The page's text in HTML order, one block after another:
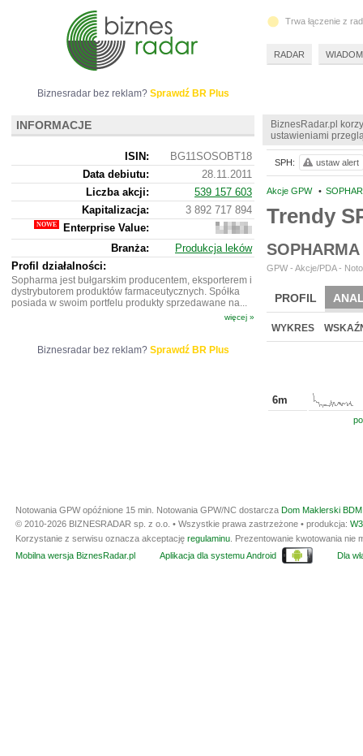
BiznesRadar.pl
ustawieniami
Akcje GPW •
Trendy
SOPHARMA
GPW - Akcje/PDA -
PROFIL
BR LAB
WYKRES
6m
SPH: ustaw alert
Biznesradar bez reklam? Sprawdź BR Plus
INFORMACJE
ISIN:
BG11SOSOBT18
Data debiutu:
28.11.2011
Liczba akcji:
539 157 603
Kapitalizacja:
3 892 717 894
Enterprise Value:
020
522
Branża:
Produkcja leków
Profil działalności:
Sopharma jest bułgarskim producentem, eksporterem i
dystrybutorem produktów farmaceutycznych. Spółka
posiada w swoim portfelu produkty sprzedawane na...
więcej »
Biznesradar bez reklam? Sprawdź BR Plus
Trwa łączenie z
RADAR
Notowania GPW opóźnione 15 min. Notowania GPW/NC dostarcza Dom Maklerski
© 2010-2026 BIZNESRADAR sp. z o.o. • Wszystkie prawa zastrzeżone • produkcja:
Korzystanie z serwisu oznacza akceptację regulaminu . Prezentowanie kwotowania
Mobilna wersja BiznesRadar.pl
Aplikacja dla systemu Android Dla